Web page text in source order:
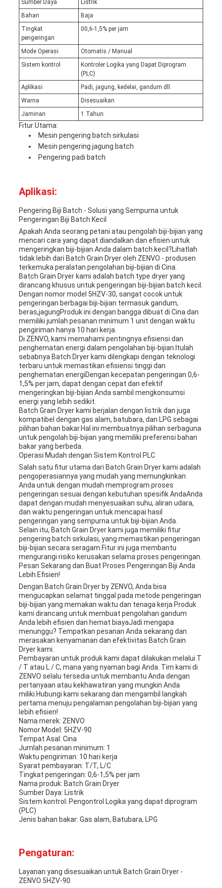
Sumber Daya
Listrik
Bahan
Baja
Tingkat
pengeringan
00,6-1,5% per jam
Mode Operasi
Otomatis / Manual
Sistem kontrol
Kontroler Logika yang Dapat Diprogram
(PLC)
Aplikasi
Padi, jagung, kedelai, gandum dll.
Warna
Disesuaikan
Jaminan
1 Tahun
Fitur Utama:
Mesin pengering batch sirkulasi
Mesin pengering jagung batch
Pengering padi batch
Aplikasi:
Pengering Biji Batch - Solusi yang Sempurna untuk
Pengeringan Biji Batch Kecil
Apakah Anda seorang petani atau pengolah biji-bijian yang
mencari cara yang dapat diandalkan dan efisien untuk
mengeringkan biji-bijian Anda dalam batch kecil?Lihatlah
tidak lebih dari Batch Grain Dryer oleh ZENVO - produsen
terkemuka peralatan pengolahan biji-bijian di Cina.
Batch Grain Dryer kami adalah batch type dryer yang
dirancang khusus untuk pengeringan biji-bijian batch kecil.
Dengan nomor model 5HZV-30, sangat cocok untuk
pengeringan berbagai biji-bijian termasuk gandum,
beras,jagungProduk ini dengan bangga dibuat di Cina dan
memiliki jumlah pesanan minimum 1 unit dengan waktu
pengiriman hanya 10 hari kerja.
Di ZENVO, kami memahami pentingnya efisiensi dan
penghematan energi dalam pengolahan biji-bijian.Itulah
sebabnya Batch Dryer kami dilengkapi dengan teknologi
terbaru untuk memastikan efisiensi tinggi dan
penghematan energiDengan kecepatan pengeringan 0,6-
1,5% per jam, dapat dengan cepat dan efektif
mengeringkan biji-bijian Anda sambil mengkonsumsi
energi yang lebih sedikit.
Batch Grain Dryer kami berjalan dengan listrik dan juga
kompatibel dengan gas alam, batubara, dan LPG sebagai
pilihan bahan bakar.Hal ini membuatnya pilihan serbaguna
untuk pengolah biji-bijian yang memiliki preferensi bahan
bakar yang berbeda.
Operasi Mudah dengan Sistem Kontrol PLC
Salah satu fitur utama dari Batch Grain Dryer kami adalah
pengoperasiannya yang mudah.yang memungkinkan
Anda untuk dengan mudah memprogram proses
pengeringan sesuai dengan kebutuhan spesifik AndaAnda
dapat dengan mudah menyesuaikan suhu, aliran udara,
dan waktu pengeringan untuk mencapai hasil
pengeringan yang sempurna untuk biji-bijian Anda.
Selain itu, Batch Grain Dryer kami juga memiliki fitur
pengering batch sirkulasi, yang memastikan pengeringan
biji-bijian secara seragam.Fitur ini juga membantu
mengurangi risiko kerusakan selama proses pengeringan.
Pesan Sekarang dan Buat Proses Pengeringan Biji Anda
Lebih Efisien!
Dengan Batch Grain Dryer by ZENVO, Anda bisa
mengucapkan selamat tinggal pada metode pengeringan
biji-bijian yang memakan waktu dan tenaga kerja.Produk
kami dirancang untuk membuat pengolahan gandum
Anda lebih efisien dan hemat biayaJadi mengapa
menunggu? Tempatkan pesanan Anda sekarang dan
merasakan kenyamanan dan efektivitas Batch Grain
Dryer kami.
Pembayaran untuk produk kami dapat dilakukan melalui T
/ T atau L / C, mana yang nyaman bagi Anda. Tim kami di
ZENVO selalu tersedia untuk membantu Anda dengan
pertanyaan atau kekhawatiran yang mungkin Anda
miliki.Hubungi kami sekarang dan mengambil langkah
pertama menuju pengalaman pengolahan biji-bijian yang
lebih efisien!
Nama merek: ZENVO
Nomor Model: 5HZV-90
Tempat Asal: Cina
Jumlah pesanan minimum: 1
Waktu pengiriman: 10 hari kerja
Syarat pembayaran: T/T, L/C
Tingkat pengeringan: 0,6-1,5% per jam
Nama produk: Batch Grain Dryer
Sumber Daya: Listrik
Sistem kontrol: Pengontrol Logika yang dapat diprogram
(PLC)
Jenis bahan bakar: Gas alam, Batubara, LPG
Pengaturan:
Layanan yang disesuaikan untuk Batch Grain Dryer -
ZENVO 5HZV-90